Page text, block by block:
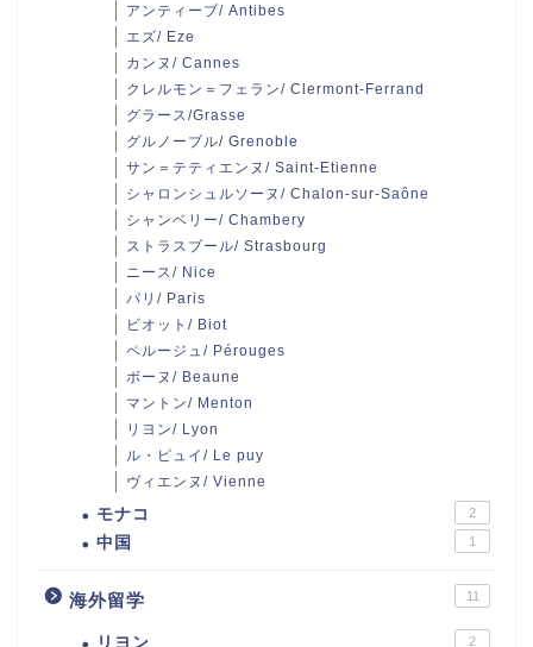
アンティーブ/ Antibes
エズ/ Eze
カンヌ/ Cannes
クレルモン＝フェラン/ Clermont-Ferrand
グラース/Grasse
グルノーブル/ Grenoble
サン＝テティエンヌ/ Saint-Etienne
シャロンシュルソーヌ/ Chalon-sur-Saône
シャンベリー/ Chambery
ストラスブール/ Strasbourg
ニース/ Nice
パリ/ Paris
ビオット/ Biot
ペルージュ/ Pérouges
ボーヌ/ Beaune
マントン/ Menton
リヨン/ Lyon
ル・ピュイ/ Le puy
ヴィエンヌ/ Vienne
モナコ 2
中国 1
海外留学 11
リヨン 2